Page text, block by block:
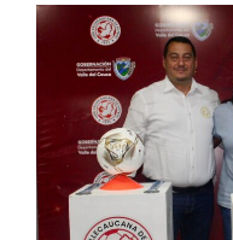
bus
y
local,
tras
el